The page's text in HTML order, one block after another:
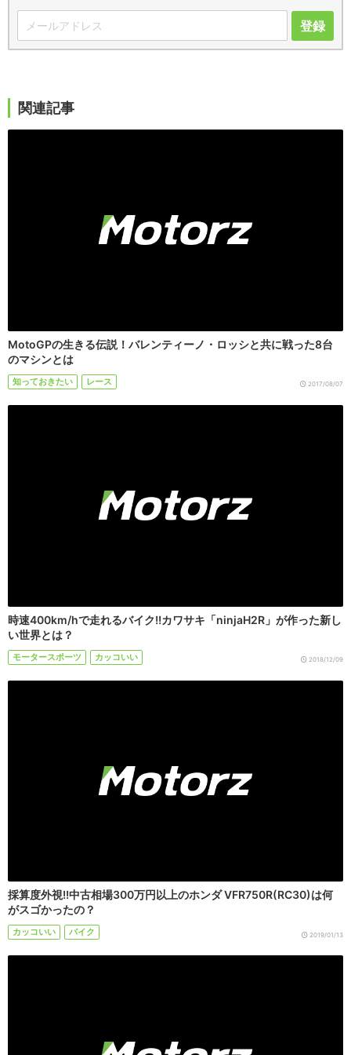
登録
関連記事
MotoGPの生きる伝説！バレンティーノ・ロッシと共に戦った8台
のマシンとは
知っておきたい レース 2017/08/07
時速400km/hで走れるバイク!!カワサキ「ninjaH2R」が作った新し
い世界とは？
モータースポーツ カッコいい 2018/12/09
採算度外視!!中古相場300万円以上のホンダ VFR750R(RC30)は何
がスゴかったの？
カッコいい バイク 2019/01/13